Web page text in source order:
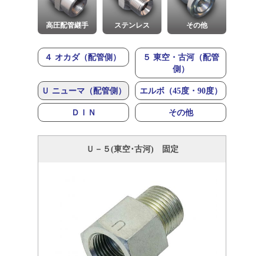
高圧配管継手 ステンレス その他
４ オカダ（配管側）
５ 東空・古河（配管
側）
Ｕ ニューマ（配管側） エルボ（45度・90度）
ＤＩＮ その他
Ｕ－５(東空･古河) 固定